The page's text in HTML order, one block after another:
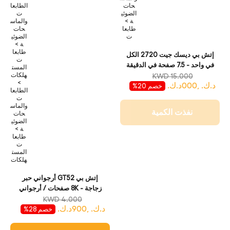
حات
الضوئي
ة >
طابعا
ت
إتش بي ديسك جيت 2720 الكل
في واحد - 7.5 صفحة في الدقيقة
يو اس بي / واي-فاي / لون للحبر
KWD 15.000
د.ك. ,000د.ك. خصم 20%
نفذت الكمية
الطابعا
ت
والماس
حات
الضوئي
ة >
طابعا
ت
المست
هلكات
>
الطابعا
ت
والماس
حات
الضوئي
ة >
طابعا
ت
المست
هلكات
إتش بي GT52 أرجواني حبر
زجاجة - 8K صفحات / أرجواني
لون / حبر زجاجة
KWD 4.000
د.ك. ,900د.ك. خصم 28%